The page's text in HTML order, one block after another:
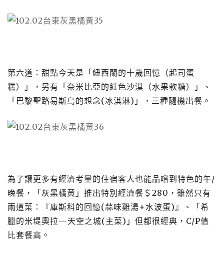
第六道：甜點今天是「紐西蘭的十歲回憶（起司蛋
糕）」，另有「奈米比亞的紅色沙漠（水果軟糖）」、
「巴黎聖路易斯島的想念(冰淇淋) 」，三種隨機出餐。
為了讓更多有經濟考量的住宿客人也能品嚐到特色的午/
晚餐，「灰黑橘黃」推出特別經濟餐＄ 280 ，雖然只有
兩道菜：『庫斯科的回憶(蒜味雞湯+水波蛋)』、「希
臘的米堤奧拉—天空之城(主菜) 」但都很經典， C/P值
比套餐高。